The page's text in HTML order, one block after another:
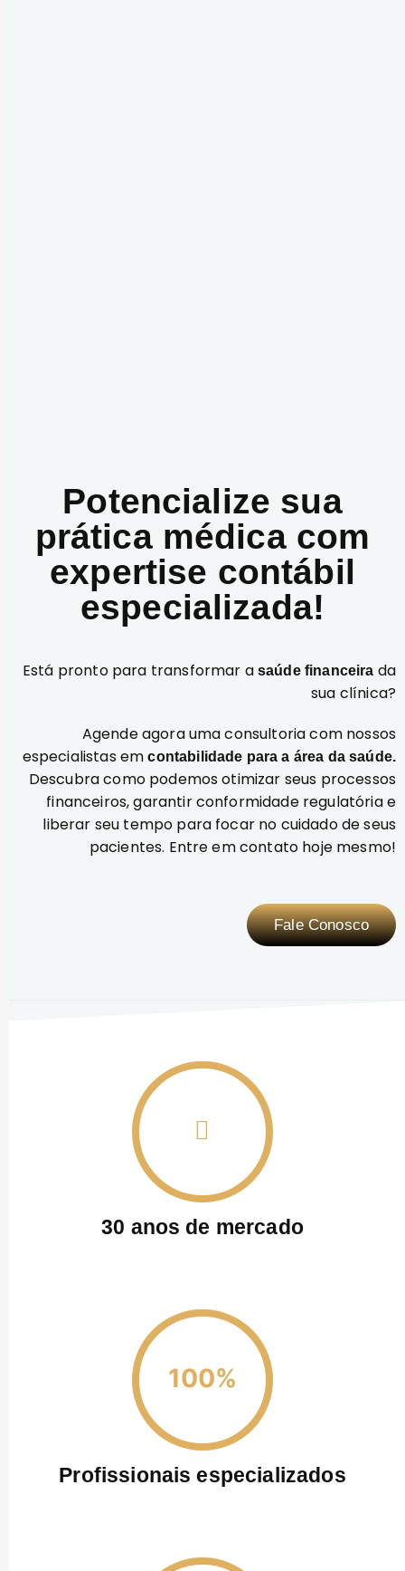
Potencialize sua
prática médica com
expertise contábil
especializada!
Está pronto para transformar a saúde financeira da
sua clínica?
Agende agora uma consultoria com nossos
especialistas emcontabilidade para a área da saúde.
Descubra como podemos otimizar seus processos
financeiros, garantir conformidade regulatória e
liberar seu tempo para focar no cuidado de seus
pacientes. Entre em contato hoje mesmo!
Fale Conosco
30 anos de mercado
100%
Profissionais especializados